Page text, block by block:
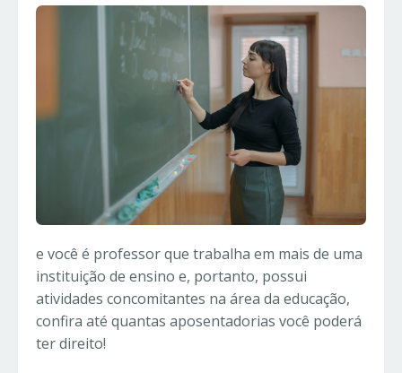
e você é professor que trabalha em mais de uma
instituição de ensino e, portanto, possui
atividades concomitantes na área da educação,
confira até quantas aposentadorias você poderá
ter direito!